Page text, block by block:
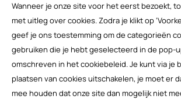
Wanneer je onze site voor het eerst bezoekt,
met uitleg over cookies. Zodra je klikt op
geef je ons toestemming om de categorieën
gebruiken die je hebt geselecteerd in de pop-
omschreven in het cookiebeleid. Je kunt via je
plaatsen van cookies uitschakelen, je moet er
mee houden dat onze site dan mogelijk niet